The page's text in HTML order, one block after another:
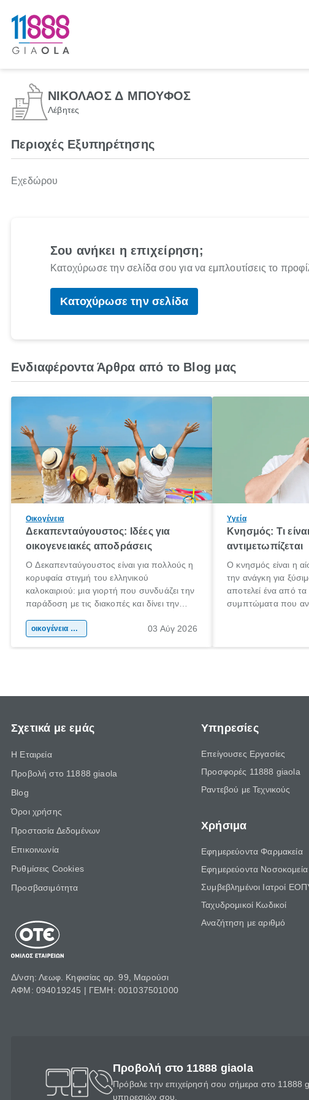
ΝΙΚΟΛΑΟΣ Δ ΜΠΟΥΦΟΣ
Λέβητες
Περιοχές Εξυπηρέτησης
Εχεδώρου
Σου ανήκει η επιχείρηση;
Κατοχύρωσε την σελίδα σου για να εμπλουτίσεις το
Κατοχύρωσε την σελίδα
Ενδιαφέροντα Άρθρα από το Blog μας
Οικογένεια
Δεκαπενταύγουστος: Ιδέες για
οικογενειακές αποδράσεις
Ο Δεκαπενταύγουστος είναι για πολλούς η
κορυφαία στιγμή του ελληνικού
καλοκαιριού: μια γιορτή που συνδυάζει την
παράδοση με τις διακοπές και δίνει την
χώρας. Είτε πρόκειται για λίγες μέρες
οικογένεια & παιδί 03 Αύγ 2026
Υγεία
Κνησμός: Τι
αντιμετωπίζεται
Ο κνησμός είναι η
την ανάγκη για
αποτελεί ένα από
συμπτώματα που
πληροφορίες για το
Σχετικά με εμάς
Η Εταιρεία
Προβολή στο 11888 giaola
Blog
Όροι χρήσης
Προστασία Δεδομένων
Επικοινωνία
Ρυθμίσεις Cookies
Προσβασιμότητα
Δ/νση: Λεωφ. Κηφισίας αρ. 99, Μαρούσι
ΑΦΜ: 094019245 | ΓΕΜΗ: 001037501000
Υπηρεσίες
Επείγουσες Εργασίες
Προσφορές 11888 giaola
Ραντεβού με Τεχνικούς
Χρήσιμα
Εφημερεύοντα Φαρμακεία
Εφημερεύοντα Νοσοκομεία
Συμβεβλημένοι Ιατροί
Ταχυδρομικοί Κωδικοί
Αναζήτηση με αριθμό
Προβολή στο 11888 giaola
Πρόβαλε την επιχείρησή σου σήμερα στο 11888
υπηρεσιών σου.